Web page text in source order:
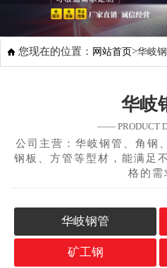
您现在的位置： 网站首页>华岐
华岐
—— PRODUCT
公司主营：华岐钢管、角钢
钢板、方管等型材，能满足
格的需
华岐钢管
矿工钢